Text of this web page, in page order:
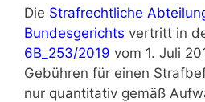
Die Strafrechtliche
Bundesgerichts vertritt in
6B_253/2019 vom 1. Juli
Gebühren für einen
nur quantitativ gemäß